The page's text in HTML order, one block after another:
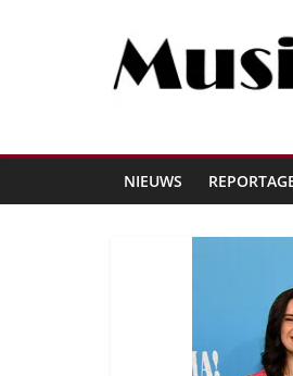
NIEUWS